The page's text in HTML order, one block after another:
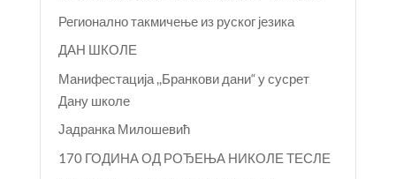
Регионално такмичење из руског језика
ДАН ШКОЛЕ
Манифестација ,,Бранкови дани“ у сусрет
Дану школе
Јадранка Милошевић
170 ГОДИНА ОД РОЂЕЊА НИКОЛЕ ТЕСЛЕ